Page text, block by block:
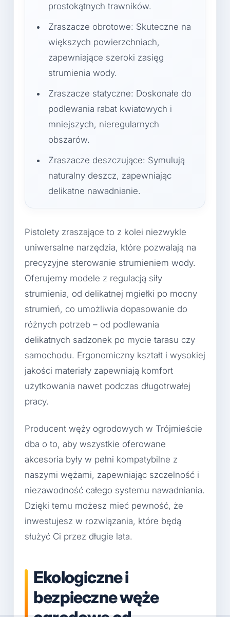
prostokątnych trawników.
Zraszacze obrotowe: Skuteczne na
większych powierzchniach,
zapewniające szeroki zasięg
strumienia wody.
Zraszacze statyczne: Doskonałe do
podlewania rabat kwiatowych i
mniejszych, nieregularnych
obszarów.
Zraszacze deszczujące: Symulują
naturalny deszcz, zapewniając
delikatne nawadnianie.
Pistolety zraszające to z kolei niezwykle
uniwersalne narzędzia, które pozwalają na
precyzyjne sterowanie strumieniem wody.
Oferujemy modele z regulacją siły
strumienia, od delikatnej mgiełki po mocny
strumień, co umożliwia dopasowanie do
różnych potrzeb – od podlewania
delikatnych sadzonek po mycie tarasu czy
samochodu. Ergonomiczny kształt i wysokiej
jakości materiały zapewniają komfort
użytkowania nawet podczas długotrwałej
pracy.
Producent węży ogrodowych w Trójmieście
dba o to, aby wszystkie oferowane
akcesoria były w pełni kompatybilne z
naszymi wężami, zapewniając szczelność i
niezawodność całego systemu nawadniania.
Dzięki temu możesz mieć pewność, że
inwestujesz w rozwiązania, które będą
służyć Ci przez długie lata.
Ekologiczne i
bezpieczne węże